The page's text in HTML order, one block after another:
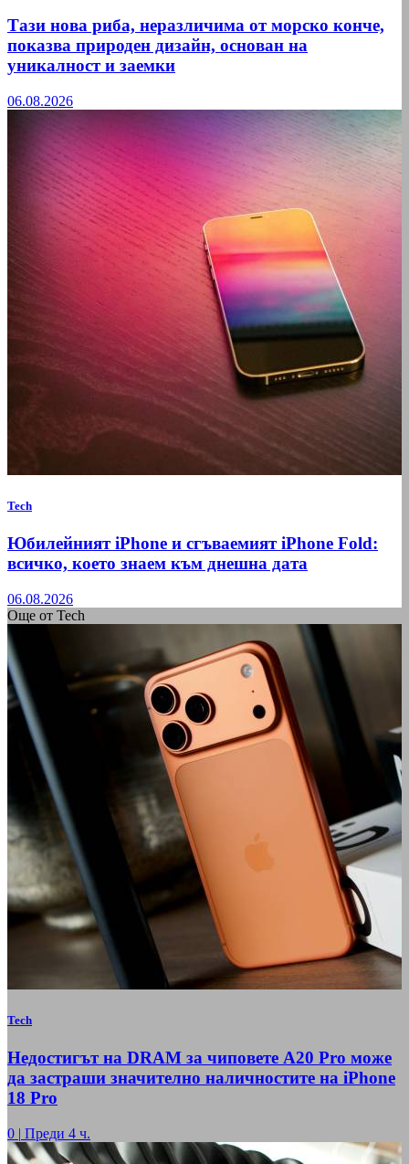
Тази нова риба, неразличима от морско конче,
показва природен дизайн, основан на
уникалност и заемки
06.08.2026
Tech
Юбилейният iPhone и сгъваемият iPhone Fold:
всичко, което знаем към днешна дата
06.08.2026
Още от Tech
Tech
Недостигът на DRAM за чиповете A20 Pro може
да застраши значително наличностите на iPhone
18 Pro
0 | Преди 4 ч.